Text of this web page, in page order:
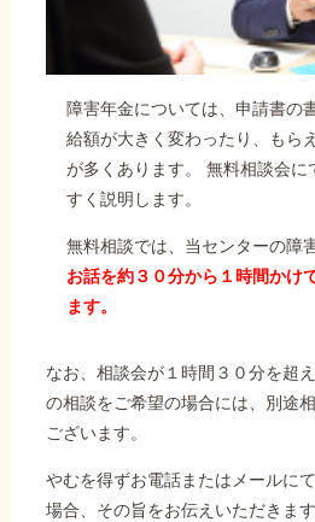
障害年金については、申請書の
給額が大きく変わったり、もら
が多くあります。 無料相談会に
すく説明します。
無料相談では、当センターの障
お話を約３０分から１時間かけ
ます。
なお、相談会が１時間３０分を超
の相談をご希望の場合には、別途
ございます。
やむを得ずお電話またはメールに
場合、その旨をお伝えいただきます